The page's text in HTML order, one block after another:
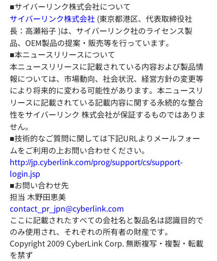
■サイバーリンク株式会社について
サイバーリンク株式会社 (東京都港区、代表取締役社
長：高瀬裕子 )は、サイバーリンク社のライセンス製
品、OEM製品の提案・販売等を行っています。
■本ニュースリリースについて
本ニュースリリースに記載されている内容および製品情
報については、市場動向、社会状況、経営方針の変更等
により将来的に変わる可能性があります。本ニュースリ
リースに記載されている記載内容に関する永続的な整合
性をサイバーリンク 株式会社が保証するものではありま
せん。
■技術的なご質問に関しては下記URLよりメールフォー
ムをご利用の上お問い合わせください。
http://jp.cyberlink.com/prog/support/cs/support-
login.jsp
■お問い合わせ先
担当 木野田恵美
contact_pr_jpn@cyberlink.com
ここに記載されたすべての会社名と製品名は認識目的で
のみ使用され、それぞれの所有者の財産です。
Copyright 2009 CyberLink Corp. 無断複写・複製・転載
を禁ず